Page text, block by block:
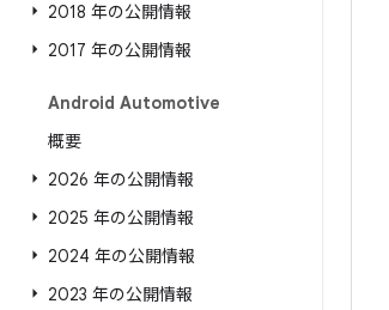
2018 年の公開情報
2017 年の公開情報
Android Automotive
概要
2026 年の公開情報
2025 年の公開情報
2024 年の公開情報
2023 年の公開情報